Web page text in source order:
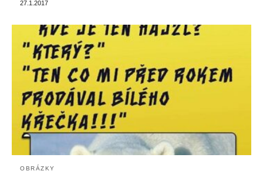
27.1.2017
OBRÁZKY